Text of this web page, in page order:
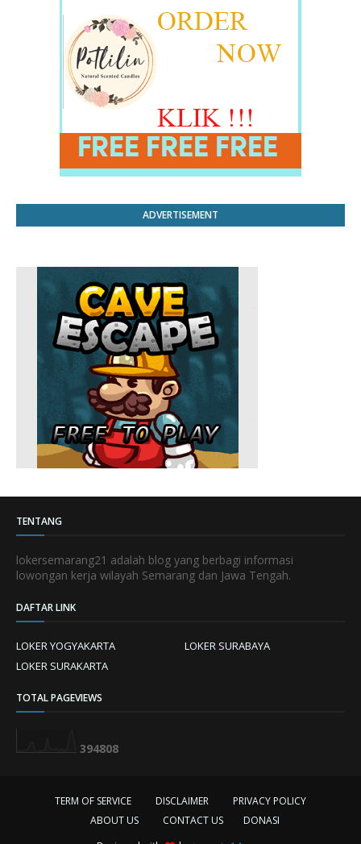
ADVERTISEMENT
TENTANG
lokersemarang21 adalah blog yang berbagi informasi
lowongan kerja wilayah Semarang dan Jawa Tengah.
DAFTAR LINK
LOKER YOGYAKARTA
LOKER SURABAYA
LOKER SURAKARTA
TOTAL PAGEVIEWS
394808
TERM OF SERVICE DISCLAIMER
PRIVACY POLICY
ABOUT US
CONTACT US
DONASI